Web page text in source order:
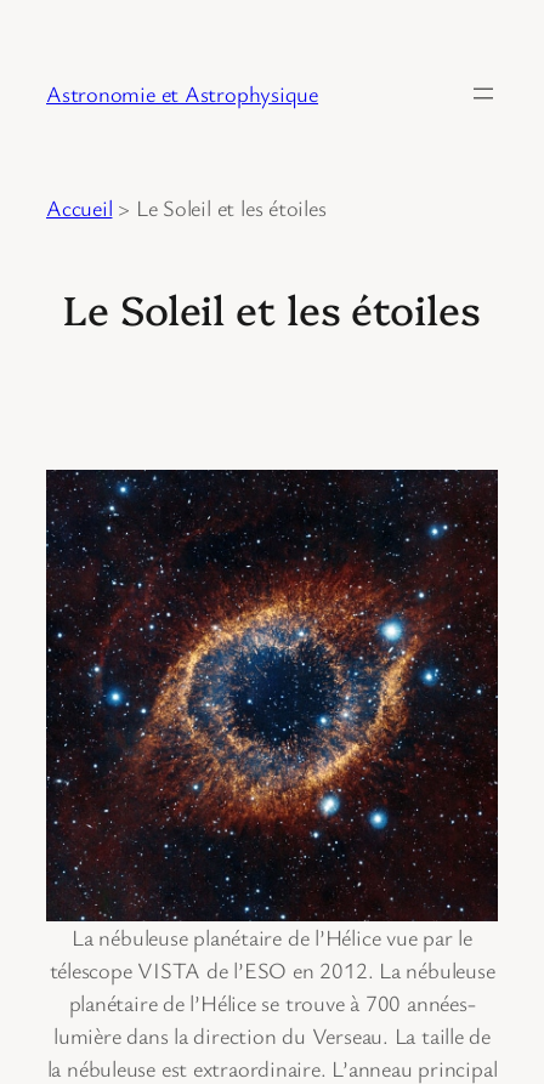
Astronomie et Astrophysique
Accueil > Le Soleil et les étoiles
Le Soleil et les étoiles
La nébuleuse planétaire de l’Hélice vue par le
télescope VISTA de l’ESO en 2012. La nébuleuse
planétaire de l’Hélice se trouve à 700 années-
lumière dans la direction du Verseau. La taille de
la nébuleuse est extraordinaire. L’anneau principal